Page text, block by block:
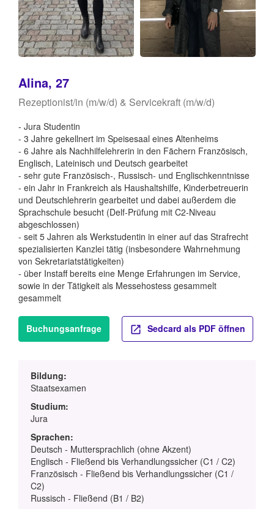
Alina, 27
Rezeptionist/in (m/w/d) & Servicekraft (m/w/d)
- Jura Studentin
- 3 Jahre gekellnert im Speisesaal eines Altenheims
- 6 Jahre als Nachhilfelehrerin in den Fächern Französisch,
Englisch, Lateinisch und Deutsch gearbeitet
- sehr gute Französisch-, Russisch- und Englischkenntnisse
- ein Jahr in Frankreich als Haushaltshilfe, Kinderbetreuerin
und Deutschlehrerin gearbeitet und dabei außerdem die
Sprachschule besucht (Delf-Prüfung mit C2-Niveau
abgeschlossen)
- seit 5 Jahren als Werkstudentin in einer auf das Strafrecht
spezialisierten Kanzlei tätig (insbesondere Wahrnehmung
von Sekretariatstätigkeiten)
- über Instaff bereits eine Menge Erfahrungen im Service,
sowie in der Tätigkeit als Messehostess gesammelt
gesammelt
Buchungsanfrage Sedcard als PDF öffnen
Bildung:
Staatsexamen
Studium:
Jura
Sprachen:
Deutsch - Muttersprachlich (ohne Akzent)
Englisch - Fließend bis Verhandlungssicher (C1 / C2)
Französisch - Fließend bis Verhandlungssicher (C1 /
C2)
Russisch - Fließend (B1 / B2)